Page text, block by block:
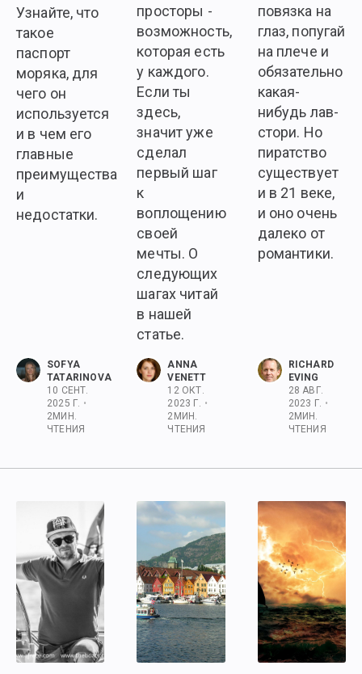
Узнайте, что
такое
паспорт
моряка, для
чего он
используется
и в чем его
главные
преимущества
и
недостатки.
SOFYA
TATARINOVA
10 СЕНТ.
2025 Г. •
2МИН.
ЧТЕНИЯ
просторы -
возможность,
которая есть
у каждого.
Если ты
здесь,
значит уже
сделал
первый шаг
к
воплощению
своей
мечты. О
следующих
шагах читай
в нашей
статье.
ANNA
VENETT
12 ОКТ.
2023 Г. •
2 МИН.
ЧТЕНИЯ
повязка на
глаз, попугай
на плече и
обязательно
какая-
нибудь лав-
стори. Но
пиратство
существует
и в 21 веке,
и оно очень
далеко от
романтики.
RICHARD
EVING
28 АВГ.
2023 Г. •
2МИН.
ЧТЕНИЯ